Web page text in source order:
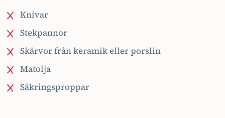
Knivar
Stekpannor
Skärvor från keramik eller porslin
Matolja
Säkringsproppar